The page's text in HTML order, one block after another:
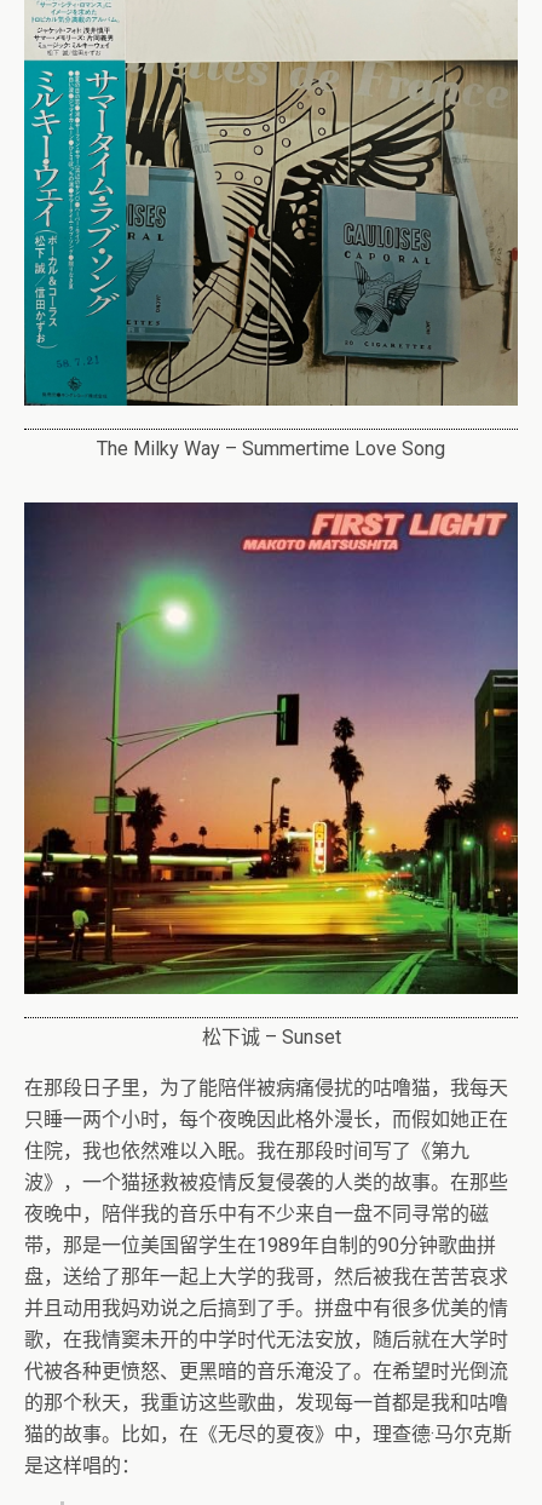
The Milky Way – Summertime Love Song
松下诚 – Sunset
在那段日子里，为了能陪伴被病痛侵扰的咕噜猫，我每天
只睡一两个小时，每个夜晚因此格外漫长，而假如她正在
住院，我也依然难以入眠。我在那段时间写了《第九
波》，一个猫拯救被疫情反复侵袭的人类的故事。在那些
夜晚中，陪伴我的音乐中有不少来自一盘不同寻常的磁
带，那是一位美国留学生在1989年自制的90分钟歌曲拼
盘，送给了那年一起上大学的我哥，然后被我在苦苦哀求
并且动用我妈劝说之后搞到了手。拼盘中有很多优美的情
歌，在我情窦未开的中学时代无法安放，随后就在大学时
代被各种更愤怒、更黑暗的音乐淹没了。在希望时光倒流
的那个秋天，我重访这些歌曲，发现每一首都是我和咕噜
猫的故事。比如，在《无尽的夏夜》中，理查德·马尔克斯
是这样唱的：